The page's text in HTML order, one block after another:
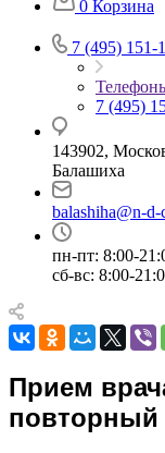
0 Корзина
7 (495) 151-
7 (495)
143902,
Балашиха
balashiha@n-d-
пн-пт: 8:00-
сб-вс: 8:00-
Прием
повторный